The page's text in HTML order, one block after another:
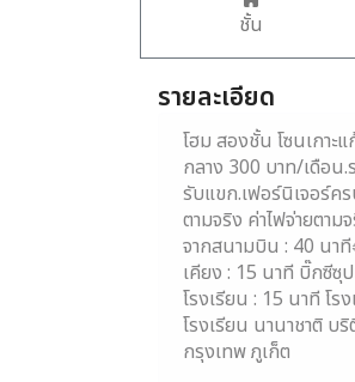
ชั้น
รายละเอียด
โฮม สองชั้น โซนเกาะ
กลาง 300 บาท/เดือ
รับแขก.เฟอร์นิเจอร์ค
ตามจริง ค่าไฟจ่ายตา
จากสนามบิน : 40 นาที
เคียง : 15 นาที บิ๊กซีซุ
โรงเรียน : 15 นาที โ
โรงเรียน นานาชาติ บ
กรุงเทพ ภูเก็ต